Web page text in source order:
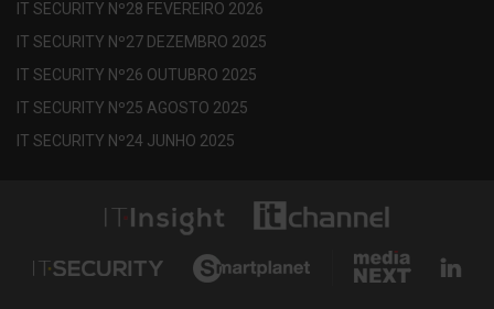
IT SECURITY Nº28 FEVEREIRO 2026
IT SECURITY Nº27 DEZEMBRO 2025
IT SECURITY Nº26 OUTUBRO 2025
IT SECURITY Nº25 AGOSTO 2025
IT SECURITY Nº24 JUNHO 2025